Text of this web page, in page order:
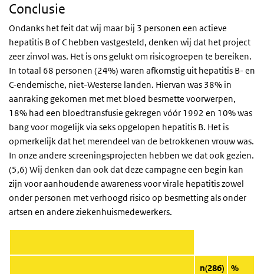
Conclusie
Ondanks het feit dat wij maar bij 3 personen een actieve
hepatitis B of C hebben vastgesteld, denken wij dat het project
zeer zinvol was. Het is ons gelukt om risicogroepen te bereiken.
In totaal 68 personen (24%) waren afkomstig uit hepatitis B- en
C-endemische, niet-Westerse landen. Hiervan was 38% in
aanraking gekomen met met bloed besmette voorwerpen,
18% had een bloedtransfusie gekregen vóór 1992 en 10% was
bang voor mogelijk via seks opgelopen hepatitis B. Het is
opmerkelijk dat het merendeel van de betrokkenen vrouw was.
In onze andere screeningsprojecten hebben we dat ook gezien.
(5,6) Wij denken dan ook dat deze campagne een begin kan
zijn voor aanhoudende awareness voor virale hepatitis zowel
onder personen met verhoogd risico op besmetting als onder
artsen en andere ziekenhuismedewerkers.
n(286) %